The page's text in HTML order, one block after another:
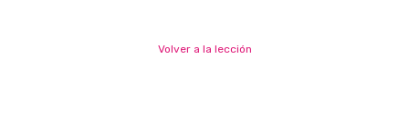
Volver a la lección